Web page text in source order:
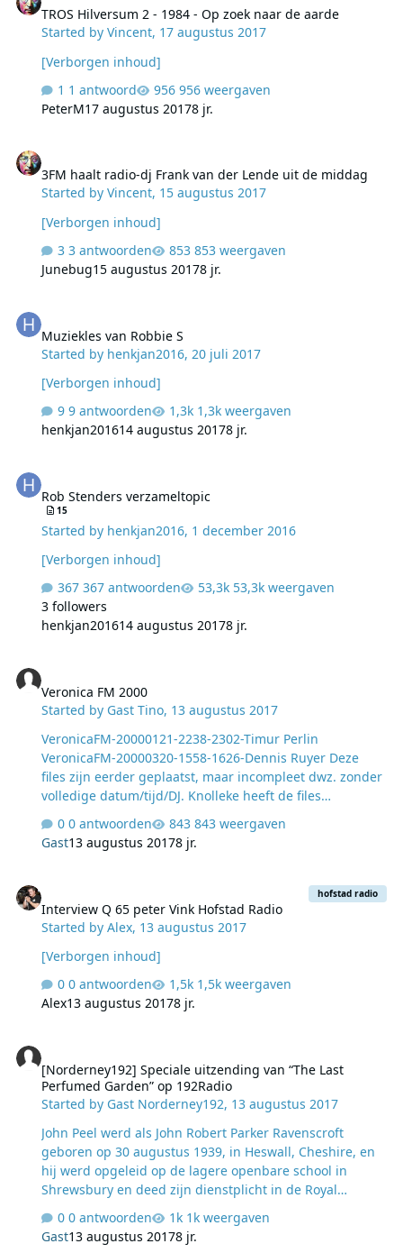
TROS Hilversum 2 - 1984 - Op zoek naar de aarde
Started byVincent, 17 augustus 2017
[Verborgen inhoud]
1 antwoord
956 weergaven
PeterM17 augustus 20178 jr.
3FM haalt radio-dj Frank van der Lende uit de middag
Started byVincent, 15 augustus 2017
[Verborgen inhoud]
3 antwoorden
853 weergaven
Junebug15 augustus 20178 jr.
Muziekles van Robbie S
Started by henkjan2016, 20 juli 2017
[Verborgen inhoud]
9 antwoorden
1,3k weergaven
henkjan201614 augustus 20178 jr.
Rob Stenders verzameltopic
15
Started by henkjan2016, 1 december 2016
[Verborgen inhoud]
367 antwoorden
53,3k weergaven
3 followers
henkjan201614 augustus 20178 jr.
Veronica FM 2000
Started by Gast Tino, 13 augustus 2017
VeronicaFM-20000121-2238-2302-Timur Perlin
VeronicaFM-20000320-1558-1626-Dennis Ruyer Deze
files zijn eerder geplaatst, maar incompleet dwz. zonder
volledige datum/tijd/DJ. Knolleke heeft de files
uitgezocht.
0 antwoorden
843 weergaven
Gast13 augustus 20178 jr.
Interview Q 65 peter Vink Hofstad Radio
Started byAlex, 13 augustus 2017
hofstad radio
[Verborgen inhoud]
0 antwoorden
1,5k weergaven
Alex13 augustus 20178 jr.
[Norderney192] Speciale uitzending van “The Last
Perfumed Garden” op 192Radio
Started by Gast Norderney192, 13 augustus 2017
​John Peel werd als John Robert Parker Ravenscroft
geboren op 30 augustus 1939, in Heswall, Cheshire, en
hij werd opgeleid op de lagere openbare school in
Shrewsbury en deed zijn dienstplicht in de Royal
Artillery. Daarna werkte hij bij Townhead Molen in
Rochdale, Lancashire, voordat hij naar Amerika
verhuisde. Zijn… Top 40 op 192Radio: Tipparade op
0 antwoorden
1k weergaven
Gast13 augustus 20178 jr.